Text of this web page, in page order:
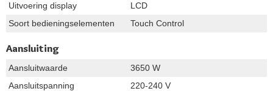
Uitvoering display
LCD
Soort bedieningselementen
Touch Control
Aansluiting
Aansluitwaarde
3650 W
Aansluitspanning
220-240 V